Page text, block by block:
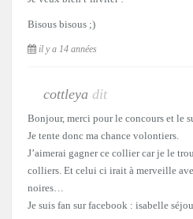
Bisous bisous ;)
il y a 14 années
cottleya dit
Bonjour, merci pour le concours et le
Je tente donc ma chance volontiers.
J’aimerai gagner ce collier car je le
colliers. Et celui ci irait à merveille
noires…
Je suis fan sur facebook : isabelle